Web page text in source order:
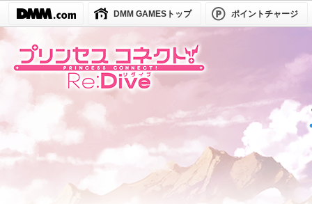
DMM GAMESトップ ポイントチャージ